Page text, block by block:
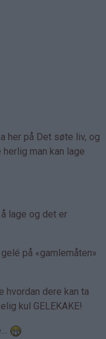
her på Det søte liv, og
man kan lage
lage og det er
på «gamlemåten»
hvordan dere kan ta
kul GELEKAKE!